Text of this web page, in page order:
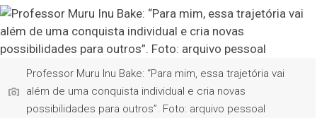
Professor Muru Inu Bake: “Para mim, essa trajetória vai
além de uma conquista individual e cria novas
possibilidades para outros”. Foto: arquivo pessoal